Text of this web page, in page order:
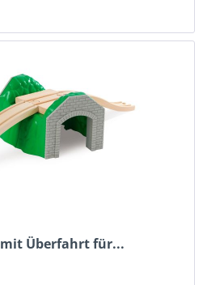
mit Überfahrt für...